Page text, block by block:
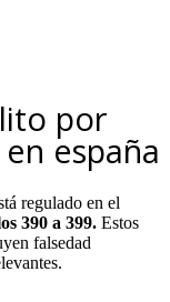
por
españa
regulado en el
390 a 399. Estos
falsedad